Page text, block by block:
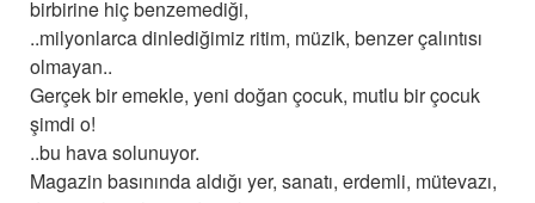
birbirine hiç benzemediği,
..milyonlarca dinlediğimiz ritim, müzik, benzer çalıntısı
olmayan..
Gerçek bir emekle, yeni doğan çocuk, mutlu bir çocuk
şimdi o!
..bu hava solunuyor.
Magazin basınında aldığı yer, sanatı, erdemli, mütevazı,